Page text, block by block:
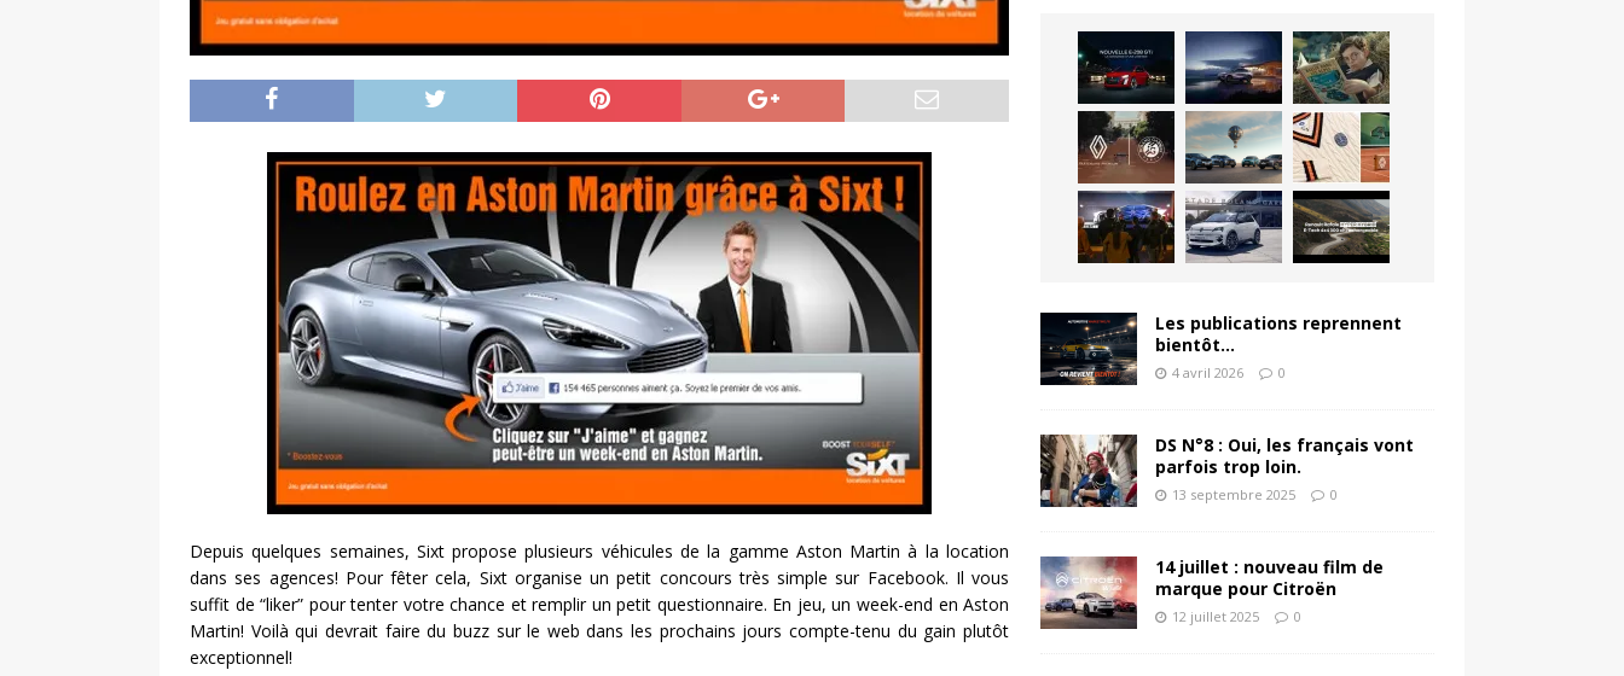
Depuis quelques semaines, Sixt propose plusieurs véhicules de la gamme Aston Martin à la location
dans ses agences! Pour fêter cela, Sixt organise un petit concours très simple sur Facebook. Il vous
suffit de “liker” pour tenter votre chance et remplir un petit questionnaire. En jeu, un week-end en Aston
Martin! Voilà qui devrait faire du buzz sur le web dans les prochains jours compte-tenu du gain plutôt
exceptionnel!
Les publications reprennent
bientôt…
4 avril 2026 0
DS N°8 : Oui, les français vont
parfois trop loin.
13 septembre 2025 0
14 juillet : nouveau film de
marque pour Citroën
12 juillet 2025 0